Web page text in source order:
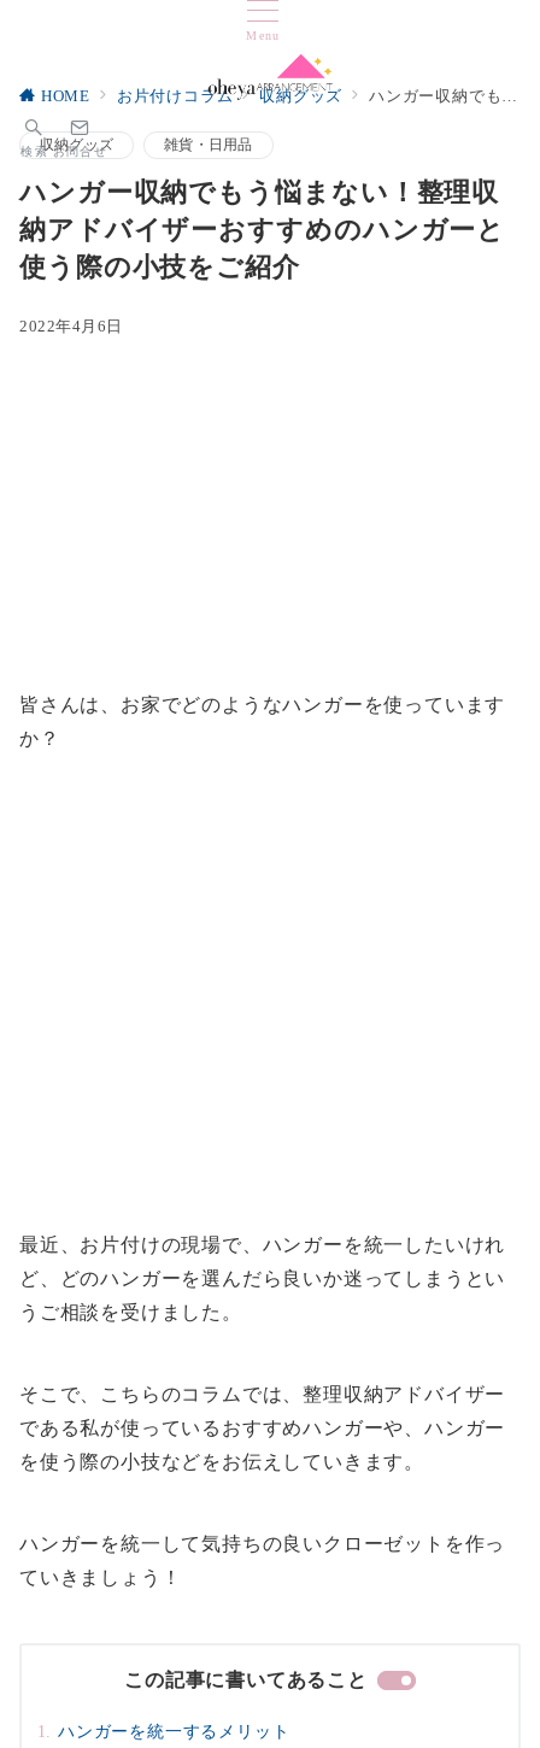
Menu
検索 お問合せ
HOME お片付けコラム 収納グッズ ハンガー収納でもう悩まない！整理収納アドバイザーおすすめのハンガーと使う際の小技をご紹介
収納グッズ 雑貨・日用品
ハンガー収納でもう悩まない！整理収
納アドバイザーおすすめのハンガーと
使う際の小技をご紹介
2022年4月6日
皆さんは、お家でどのようなハンガーを使っています
か？
最近、お片付けの現場で、ハンガーを統一したいけれ
ど、どのハンガーを選んだら良いか迷ってしまうとい
うご相談を受けました。
そこで、こちらのコラムでは、整理収納アドバイザー
である私が使っているおすすめハンガーや、ハンガー
を使う際の小技などをお伝えしていきます。
ハンガーを統一して気持ちの良いクローゼットを作っ
ていきましょう！
この記事に書いてあること
ハンガーを統一するメリット